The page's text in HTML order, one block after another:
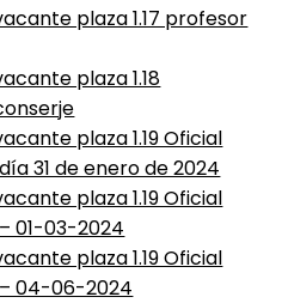
plaza 1.17 profesor
plaza 1.18
plaza 1.19 Oficial
31 de enero de 2024
plaza 1.19 Oficial
01-03-2024
plaza 1.19 Oficial
04-06-2024